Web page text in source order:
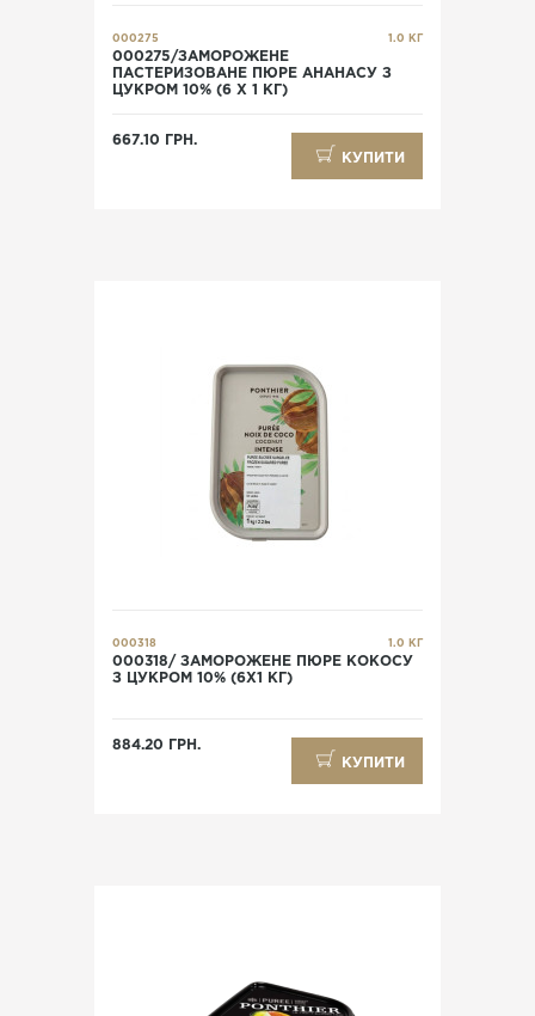
000275 1.0 КГ
000275/ЗАМОРОЖЕНЕ
ПАСТЕРИЗОВАНЕ ПЮРЕ АНАНАСУ З
ЦУКРОМ 10% (6 Х 1 КГ)
667.10 ГРН.
КУПИТИ
000318 1.0 КГ
000318/ ЗАМОРОЖЕНЕ ПЮРЕ КОКОСУ
З ЦУКРОМ 10% (6X1 КГ)
884.20 ГРН.
КУПИТИ